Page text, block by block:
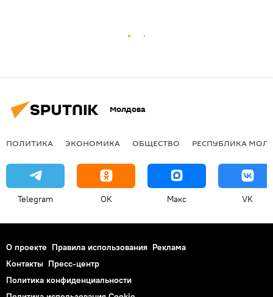
Молдова
ПОЛИТИКА ЭКОНОМИКА ОБЩЕСТВО РЕСПУБЛИКА
Telegram OK Макс VK
О проекте Правила использования Реклама
Контакты Пресс-центр
Политика конфиденциальности